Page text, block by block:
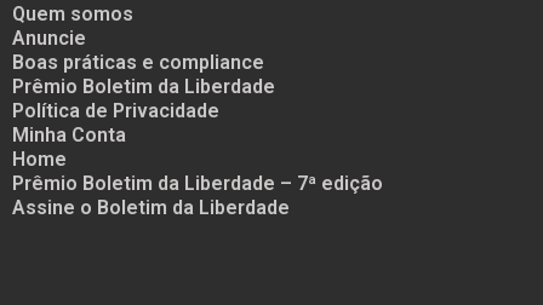
Quem somos
Anuncie
Boas práticas e compliance
Prêmio Boletim da Liberdade
Política de Privacidade
Minha Conta
Home
Prêmio Boletim da Liberdade – 7ª edição
Assine o Boletim da Liberdade